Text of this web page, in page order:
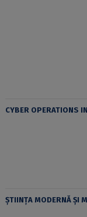
CYBER OPERATIONS
ȘTIINȚA MODERNĂ ȘI